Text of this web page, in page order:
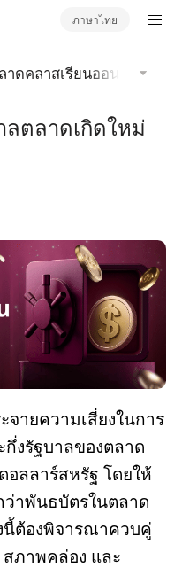
ภาษาไทย
าดคลาสเรียนออนไลน์โฟกั
ตลาดเกิดใหม่
จายความเสี่ยงในการ
งรัฐบาลของตลาด
อลลาร์สหรัฐ โดยให้
าพันธบัตรในตลาด
ต้องพิจารณาควบคู่
ภาพคล่อง และ